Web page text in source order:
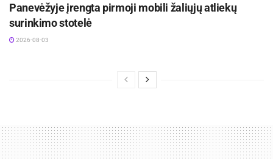
Panevėžyje įrengta pirmoji mobili žaliųjų atliekų
surinkimo stotelė
2026-08-03